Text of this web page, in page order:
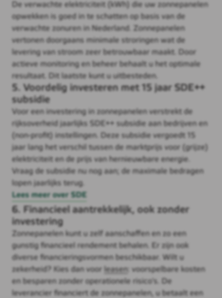
De verwachte elektriciteit (kWh) die uw zonnepanelen
opwekken is goed in te schatten op basis van de
verwachte zonuren in Nederland. Zonnepanelen
vertonen doorgaans minimale stroringen wat de
levering van stroom zeer betrouwbaar maakt. Door
actieve monitoring en beheer behaalt u het optimale
resultaat. Dit laatste kunt u uitbesteden.
5. Voordelig investeren met 15 jaar SDE++
subsidie
Voor een investering in zonnepanelen verstrekt de
rijksoverheid jaarlijks SDE++ subsidie aan bedrijven en
(non-profit) instellingen. Deze subsidie vergoedt 15
jaar lang het verschil tussen de marktprijs voor (grijze)
elektriciteit en de prijs van hernieuwbare energie.
Vraag de subsidie nu nog aan; de maximale bedragen
lopen jaarlijks terug.
Lees meer over SDE
6. Financieel aantrekkelijk, ook zonder
investering
Zonnepanelen kunt u zelf aanschaffen en zo een
gunstig financieel rendement behalen. Er zijn ook
diverse financieringsvormen beschikbaar. Wilt u
zekerheid? Kies dan voor leasen : voorspelbare kosten
en besparen zonder operationele risico's. De
leverancier financiert de zonnepanelen, u betaalt een